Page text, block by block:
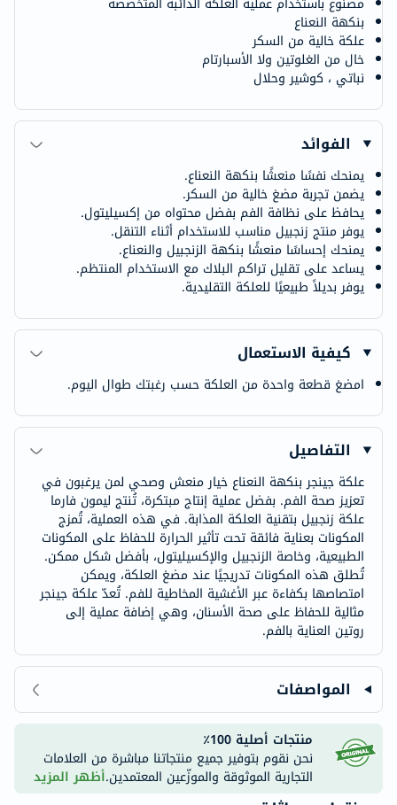
بنكهة النعناع
علكة خالية من السكر
خال من الغلوتين ولا الأسبارتام
نباتي ، كوشير وحلال
الفوائد
يمنحك نفسًا منعشًا بنكهة النعناع.
يضمن تجربة مضغ خالية من السكر.
يحافظ على نظافة الفم بفضل محتواه من إكسيليتول.
يوفر منتج زنجبيل مناسب للاستخدام أثناء التنقل.
يمنحك إحساسًا منعشًا بنكهة الزنجبيل والنعناع.
يساعد على تقليل تراكم البلاك مع الاستخدام المنتظم.
يوفر بديلاً طبيعيًا للعلكة التقليدية.
كيفية الاستعمال
امضغ قطعة واحدة من العلكة حسب رغبتك طوال اليوم.
التفاصيل
علكة جينجر بنكهة النعناع خيار منعش وصحي لمن يرغبون في
تعزيز صحة الفم. بفضل عملية إنتاج مبتكرة، تُنتج ليمون فارما
علكة زنجبيل بتقنية العلكة المذابة. في هذه العملية، تُمزج
المكونات بعناية فائقة تحت تأثير الحرارة للحفاظ على المكونات
الطبيعية، وخاصة الزنجبيل والإكسيليتول، بأفضل شكل ممكن.
تُطلق هذه المكونات تدريجيًا عند مضغ العلكة، ويمكن
امتصاصها بكفاءة عبر الأغشية المخاطية للفم. تُعدّ علكة جينجر
مثالية للحفاظ على صحة الأسنان، وهي إضافة عملية إلى
روتين العناية بالفم.
المواصفات
منتجات أصلية 100٪
نحن نقوم بتوفير جميع منتجاتنا مباشرة من العلامات
التجارية الموثوقة والموزّعين المعتمدين.أظهر المزيد